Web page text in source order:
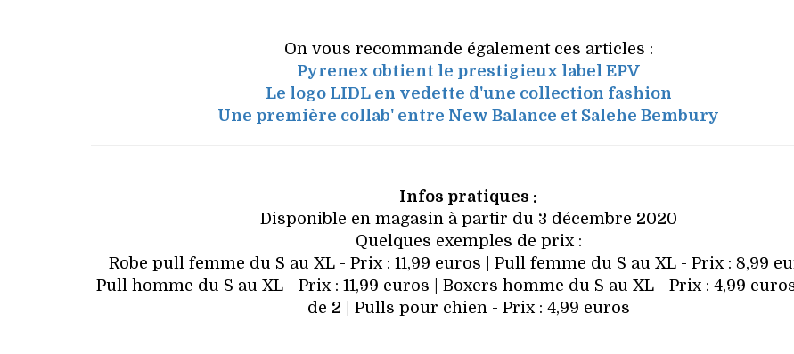
On vous recommande également ces articles :
Pyrenex obtient le prestigieux label EPV
Le logo LIDL en vedette d'une collection fashion
Une première collab' entre New Balance et Salehe Bembury
Infos pratiques :
Disponible en magasin à partir du 3 décembre 2020
Quelques exemples de prix :
Robe pull femme du S au XL - Prix : 11,99 euros | Pull femme du S au XL - Prix : 8,99
Pull homme du S au XL - Prix : 11,99 euros | Boxers homme du S au XL - Prix : 4,99
de 2 | Pulls pour chien - Prix : 4,99 euros